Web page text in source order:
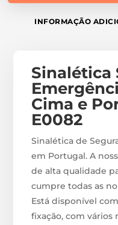
INFORMAÇÃO
Sinalética
Cima e
E0082
Sinalética de
em Portugal. A
de alta qualidade
cumpre todas as
Está disponível
fixação, com vários